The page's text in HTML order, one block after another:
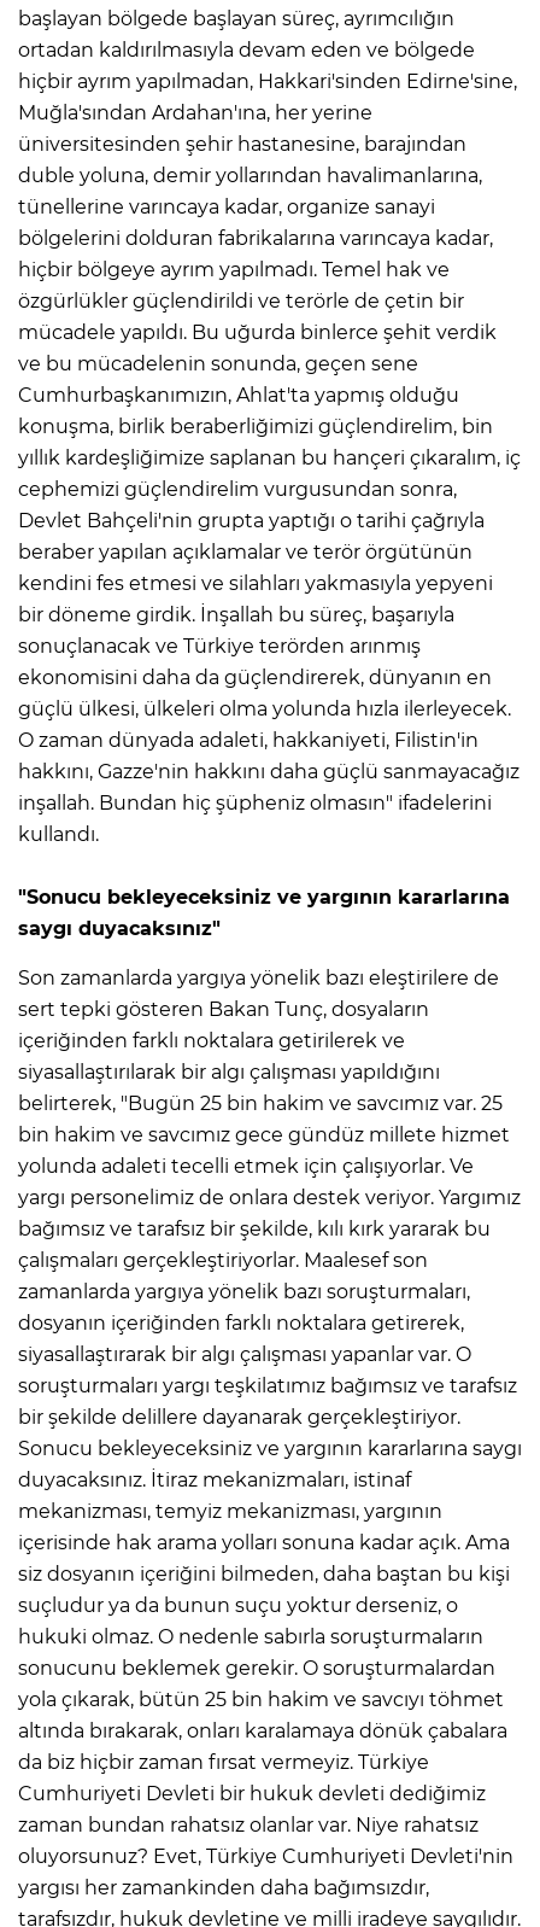
başlayan bölgede başlayan süreç, ayrımcılığın
ortadan kaldırılmasıyla devam eden ve bölgede
hiçbir ayrım yapılmadan, Hakkari'sinden Edirne'sine,
Muğla'sından Ardahan'ına, her yerine
üniversitesinden şehir hastanesine, barajından
duble yoluna, demir yollarından havalimanlarına,
tünellerine varıncaya kadar, organize sanayi
bölgelerini dolduran fabrikalarına varıncaya kadar,
hiçbir bölgeye ayrım yapılmadı. Temel hak ve
özgürlükler güçlendirildi ve terörle de çetin bir
mücadele yapıldı. Bu uğurda binlerce şehit verdik
ve bu mücadelenin sonunda, geçen sene
Cumhurbaşkanımızın, Ahlat'ta yapmış olduğu
konuşma, birlik beraberliğimizi güçlendirelim, bin
yıllık kardeşliğimize saplanan bu hançeri çıkaralım, iç
cephemizi güçlendirelim vurgusundan sonra,
Devlet Bahçeli'nin grupta yaptığı o tarihi çağrıyla
beraber yapılan açıklamalar ve terör örgütünün
kendini fes etmesi ve silahları yakmasıyla yepyeni
bir döneme girdik. İnşallah bu süreç, başarıyla
sonuçlanacak ve Türkiye terörden arınmış
ekonomisini daha da güçlendirerek, dünyanın en
güçlü ülkesi, ülkeleri olma yolunda hızla ilerleyecek.
O zaman dünyada adaleti, hakkaniyeti, Filistin'in
hakkını, Gazze'nin hakkını daha güçlü sanmayacağız
inşallah. Bundan hiç şüpheniz olmasın" ifadelerini
kullandı.
"Sonucu bekleyeceksiniz ve yargının kararlarına
saygı duyacaksınız"
Son zamanlarda yargıya yönelik bazı eleştirilere de
sert tepki gösteren Bakan Tunç, dosyaların
içeriğinden farklı noktalara getirilerek ve
siyasallaştırılarak bir algı çalışması yapıldığını
belirterek, "Bugün 25 bin hakim ve savcımız var. 25
bin hakim ve savcımız gece gündüz millete hizmet
yolunda adaleti tecelli etmek için çalışıyorlar. Ve
yargı personelimiz de onlara destek veriyor. Yargımız
bağımsız ve tarafsız bir şekilde, kılı kırk yararak bu
çalışmaları gerçekleştiriyorlar. Maalesef son
zamanlarda yargıya yönelik bazı soruşturmaları,
dosyanın içeriğinden farklı noktalara getirerek,
siyasallaştırarak bir algı çalışması yapanlar var. O
soruşturmaları yargı teşkilatımız bağımsız ve tarafsız
bir şekilde delillere dayanarak gerçekleştiriyor.
Sonucu bekleyeceksiniz ve yargının kararlarına saygı
duyacaksınız. İtiraz mekanizmaları, istinaf
mekanizması, temyiz mekanizması, yargının
içerisinde hak arama yolları sonuna kadar açık. Ama
siz dosyanın içeriğini bilmeden, daha baştan bu kişi
suçludur ya da bunun suçu yoktur derseniz, o
hukuki olmaz. O nedenle sabırla soruşturmaların
sonucunu beklemek gerekir. O soruşturmalardan
yola çıkarak, bütün 25 bin hakim ve savcıyı töhmet
altında bırakarak, onları karalamaya dönük çabalara
da biz hiçbir zaman fırsat vermeyiz. Türkiye
Cumhuriyeti Devleti bir hukuk devleti dediğimiz
zaman bundan rahatsız olanlar var. Niye rahatsız
oluyorsunuz? Evet, Türkiye Cumhuriyeti Devleti'nin
yargısı her zamankinden daha bağımsızdır,
tarafsızdır, hukuk devletine ve milli iradeye saygılıdır.